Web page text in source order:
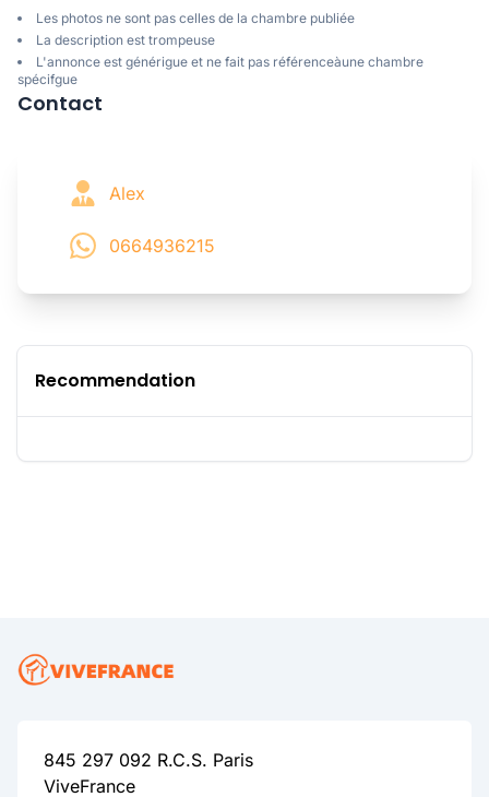
Les photos ne sont pas celles de la chambre publiée
La description est trompeuse
L'annonce est générigue et ne fait pas référenceàune chambre
spécifgue
Contact
Alex
0664936215
Recommendation
845 297 092 R.C.S. Paris
ViveFrance